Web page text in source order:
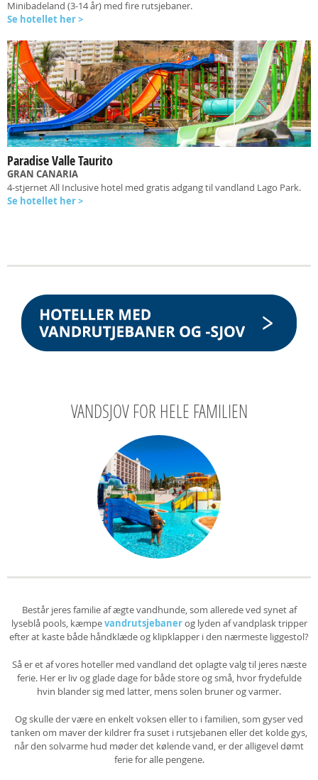
Minibadeland (3-14 år) med fire rutsjebaner.
Se hotellet her >
Paradise Valle Taurito
GRAN CANARIA
4-stjernet All Inclusive hotel med gratis adgang til vandland Lago Park.
Se hotellet her >
VANDSJOV FOR HELE FAMILIEN
Består jeres familie af ægte vandhunde, som allerede ved synet af
lyseblå pools, kæmpevandrutsjebanerog lyden af vandplask tripper
efter at kaste både håndklæde og klipklapper i den nærmeste liggestol?
Så er et af vores hoteller med vandland det oplagte valg til jeres næste
ferie. Her er liv og glade dage for både store og små, hvor frydefulde
hvin blander sig med latter, mens solen bruner og varmer.
Og skulle der være en enkelt voksen eller to i familien, som gyser ved
tanken om maver der kildrer fra suset i rutsjebanen eller det kolde gys,
når den solvarme hud møder det kølende vand, er der alligevel dømt
ferie for alle pengene.